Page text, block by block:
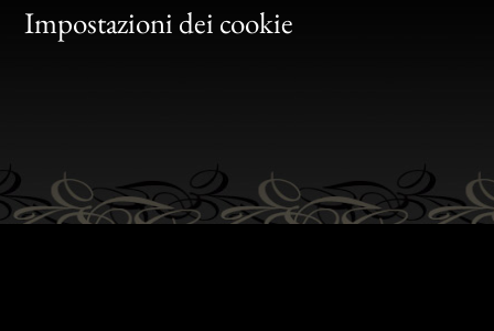
Impostazioni dei cookie